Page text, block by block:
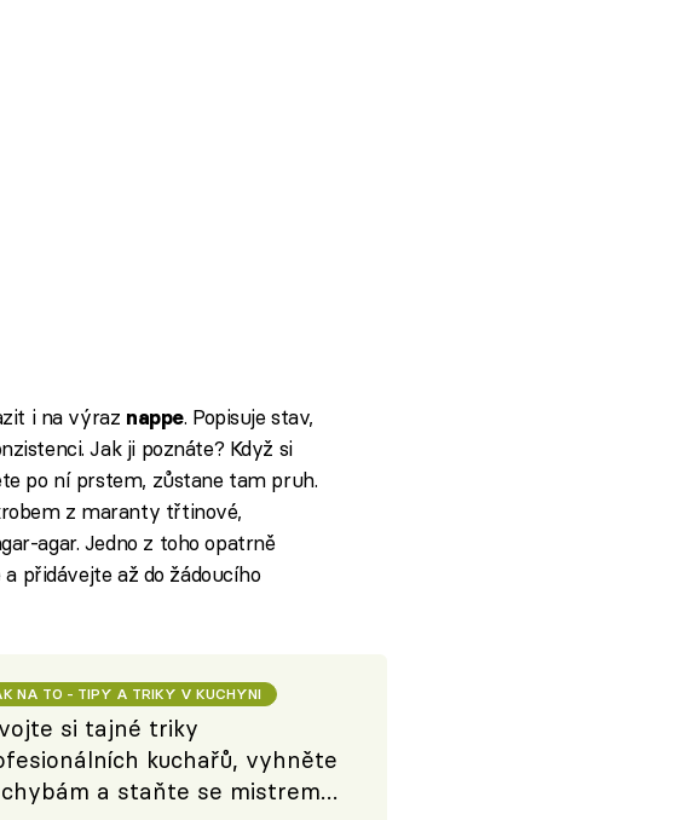
i na výraz nappe. Popisuje stav,
Jak ji poznáte? Když si
po ní prstem, zůstane tam pruh.
z maranty třtinové,
agar. Jedno z toho opatrně
přidávejte až do žádoucího
NA TO - TIPY A TRIKY V KUCHYNI
si tajné triky
kuchařů, vyhněte
a staňte se mistrem